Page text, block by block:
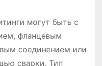
могут быть с
фланцевым
соединением или
сварки. Тип